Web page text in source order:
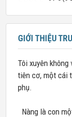
GIỚI THIỆU
Tôi xuyên không
tiên cơ, một cái
phụ.
Nàng là con